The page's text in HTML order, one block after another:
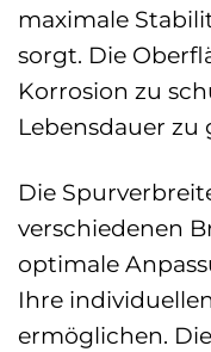
maximale
sorgt. Die
Korrosion zu
Lebensdauer zu
Die
verschiedenen
optimale
Ihre
ermöglichen.